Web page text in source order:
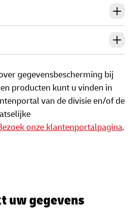
gegevensbescherming bij
producten kunt u vinden in
van de divisie en/of de
onze klantenportalpagina.
uw gegevens